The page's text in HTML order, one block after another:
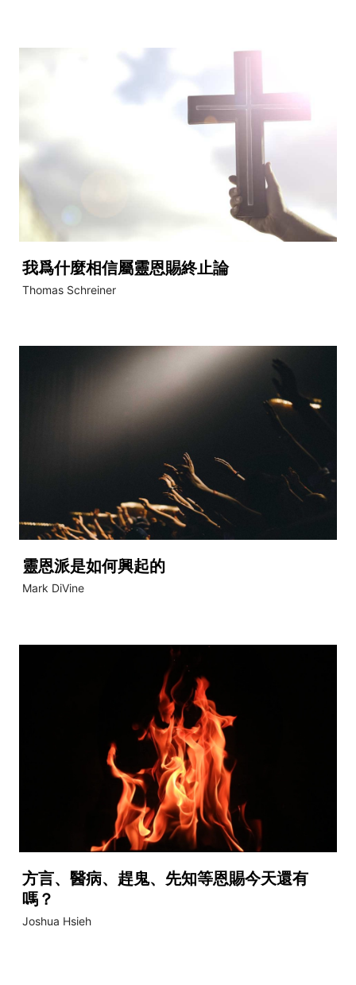
我爲什麼相信屬靈恩賜終止論
Thomas Schreiner
靈恩派是如何興起的
Mark DiVine
方言、醫病、趕鬼、先知等恩賜今天還有
嗎？
Joshua Hsieh